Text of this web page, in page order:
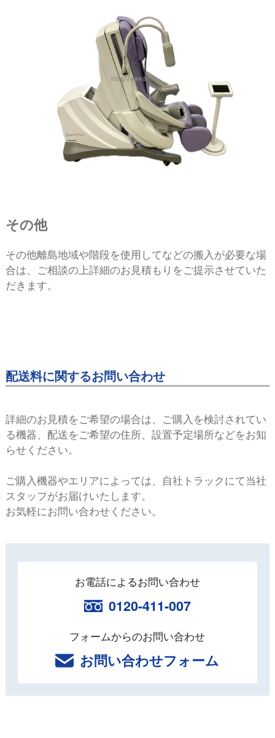
その他
その他離島地域や階段を使⽤してなどの搬⼊が必要な場
合は、ご相談の上詳細のお⾒積もりをご提⽰させていた
だきます。
配送料に関するお問い合わせ
詳細のお⾒積をご希望の場合は、ご購⼊を検討されてい
る機器、配送をご希望の住所、設置予定場所などをお知
らせください。
ご購⼊機器やエリアによっては、⾃社トラックにて当社
スタッフがお届けいたします。
お気軽にお問い合わせください。
お電話によるお問い合わせ
0120-411-007
フォームからのお問い合わせ
お問い合わせフォーム